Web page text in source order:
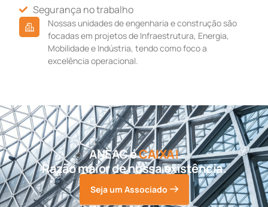
Segurança no trabalho
Nossas unidades de engenharia e construção são
focadas em projetos de Infraestrutura, Energia,
Mobilidade e Indústria, tendo como foco a
excelência operacional.
ANEAC éBRASIL!
Razão maior de nossa existência.
Seja um Associado